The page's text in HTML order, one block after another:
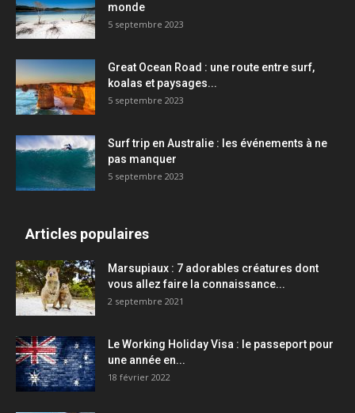
monde
5 septembre 2023
Great Ocean Road : une route entre surf,
koalas et paysages...
5 septembre 2023
Surf trip en Australie : les événements à ne
pas manquer
5 septembre 2023
Articles populaires
Marsupiaux : 7 adorables créatures dont
vous allez faire la connaissance...
2 septembre 2021
Le Working Holiday Visa : le passeport pour
une année en...
18 février 2022